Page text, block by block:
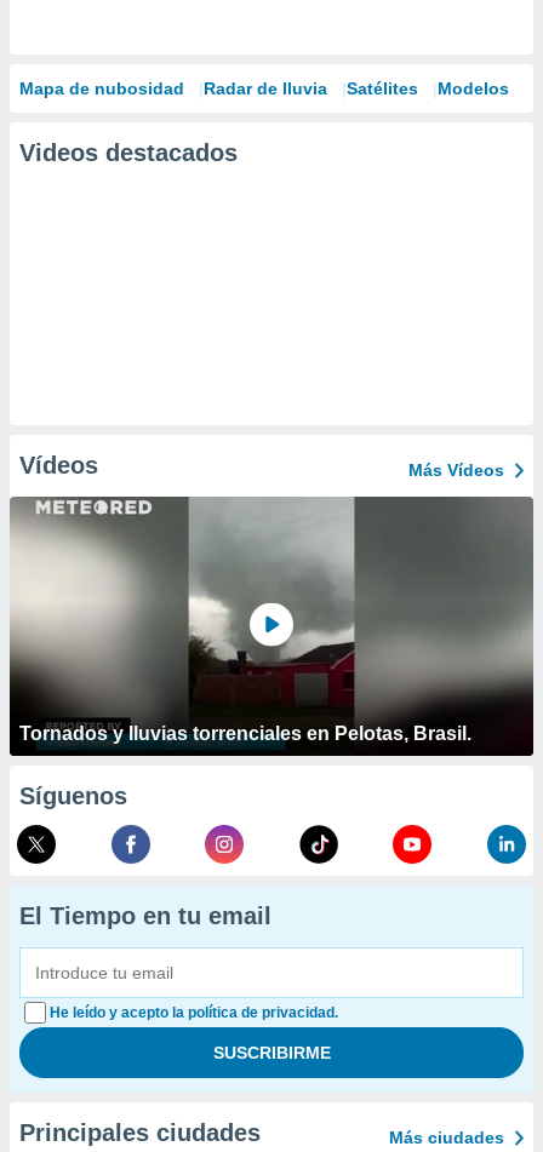
Mapa de nubosidad Radar de lluvia Satélites Modelos
Videos destacados
Vídeos Más Vídeos
Tornados y lluvias torrenciales en Pelotas, Brasil.
Síguenos
El Tiempo en tu email
He leído y acepto la política de privacidad.
Principales ciudades Más ciudades